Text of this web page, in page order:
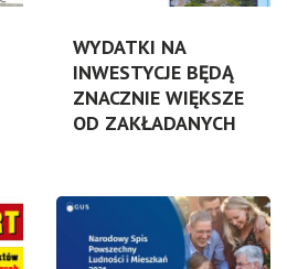
WYDATKI NA
INWESTYCJE BĘDĄ
ZNACZNIE WIĘKSZE
OD ZAKŁADANYCH